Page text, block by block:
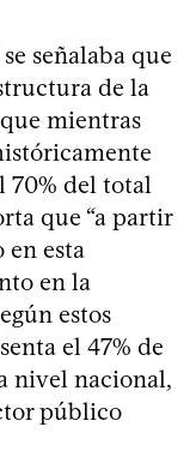
señalaba que
de la
mientras
70% del total
que “a partir
en esta
en la
estos
el 47% de
nivel nacional,
público